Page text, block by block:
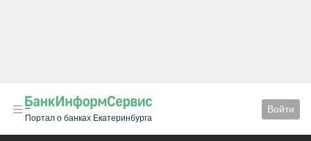
Портал о банках Екатеринбурга
Войти